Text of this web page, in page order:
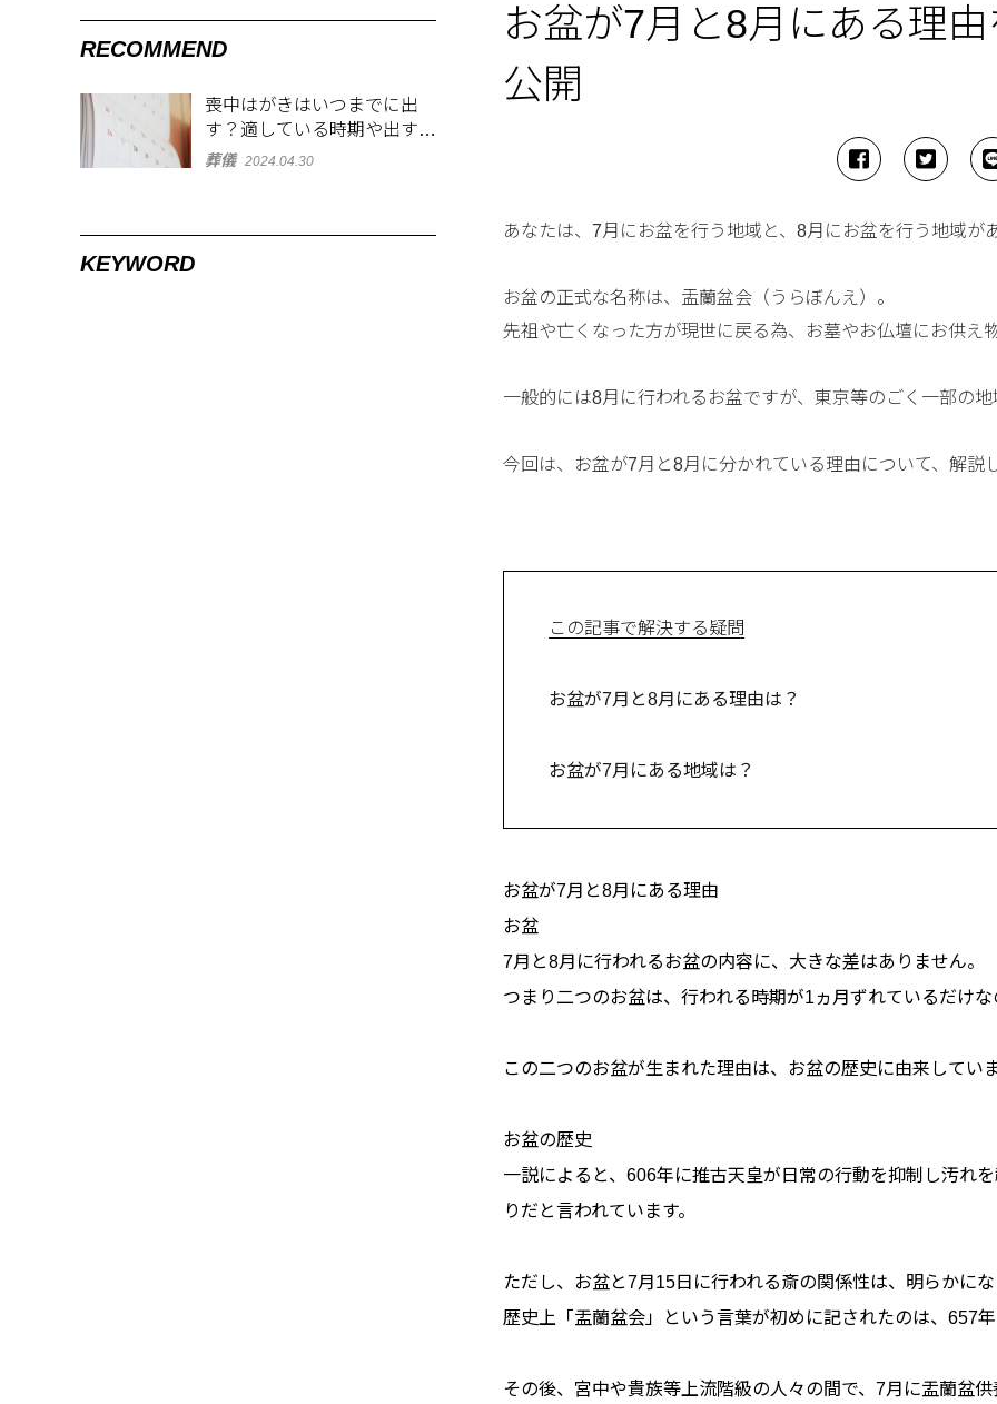
お盆が7月と8月にある理
公開
あなたは、7月にお盆を行う地域と、8月にお盆を行う地域が
お盆の正式な名称は、盂蘭盆会（うらぼんえ）。
先祖や亡くなった方が現世に戻る為、お墓やお仏壇にお供え
一般的には8月に行われるお盆ですが、東京等のごく一部の
今回は、お盆が7月と8月に分かれている理由について、解説
この記事で解決する疑問
お盆が7月と8月にある理由は？
お盆が7月にある地域は？
お盆が7月と8月にある理由
お盆
7月と8月に行われるお盆の内容に、大きな差はありません。
つまり二つのお盆は、行われる時期が1ヵ月ずれているだけな
この二つのお盆が生まれた理由は、お盆の歴史に由来してい
お盆の歴史
一説によると、606年に推古天皇が日常の行動を抑制し汚れ
りだと言われています。
ただし、お盆と7月15日に行われる斎の関係性は、明らかに
歴史上「盂蘭盆会」という言葉が初めに記されたのは、657
その後、宮中や貴族等上流階級の人々の間で、7月に盂蘭盆
RECOMMEND
喪中はがきはいつまでに出
す？適している時期や出す範
囲を解説！
葬儀 2024.04.30
KEYWORD